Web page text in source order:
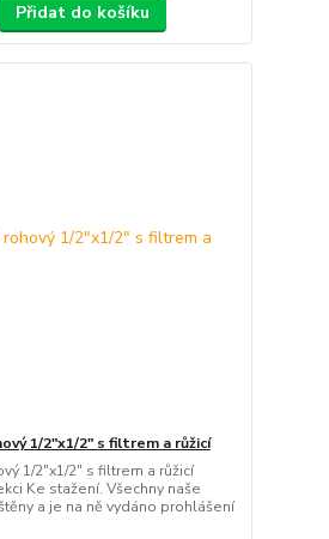
Přidat do košíku
1/2"x1/2" s filtrem a růžicí
1/2"x1/2" s filtrem a růžicí
Ke stažení. Všechny naše
a je na ně vydáno prohlášení